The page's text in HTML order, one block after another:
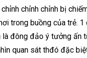
chỉnh chỉnh bị
trong buồng của trẻ.
đông đảo ý tưởng
quan sát thđó đặc